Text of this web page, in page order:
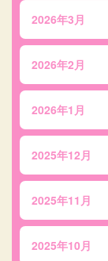
2026年3月
2026年2月
2026年1月
2025年12月
2025年11月
2025年10月